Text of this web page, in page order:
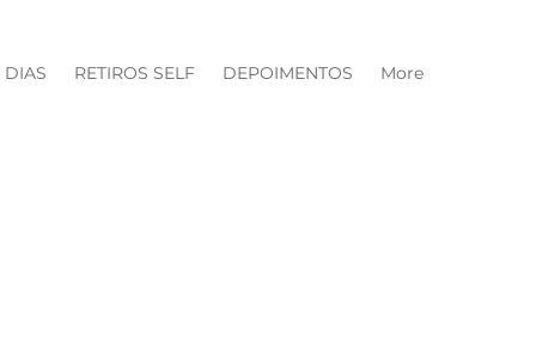
DIAS RETIROS SELF DEPOIMENTOS More